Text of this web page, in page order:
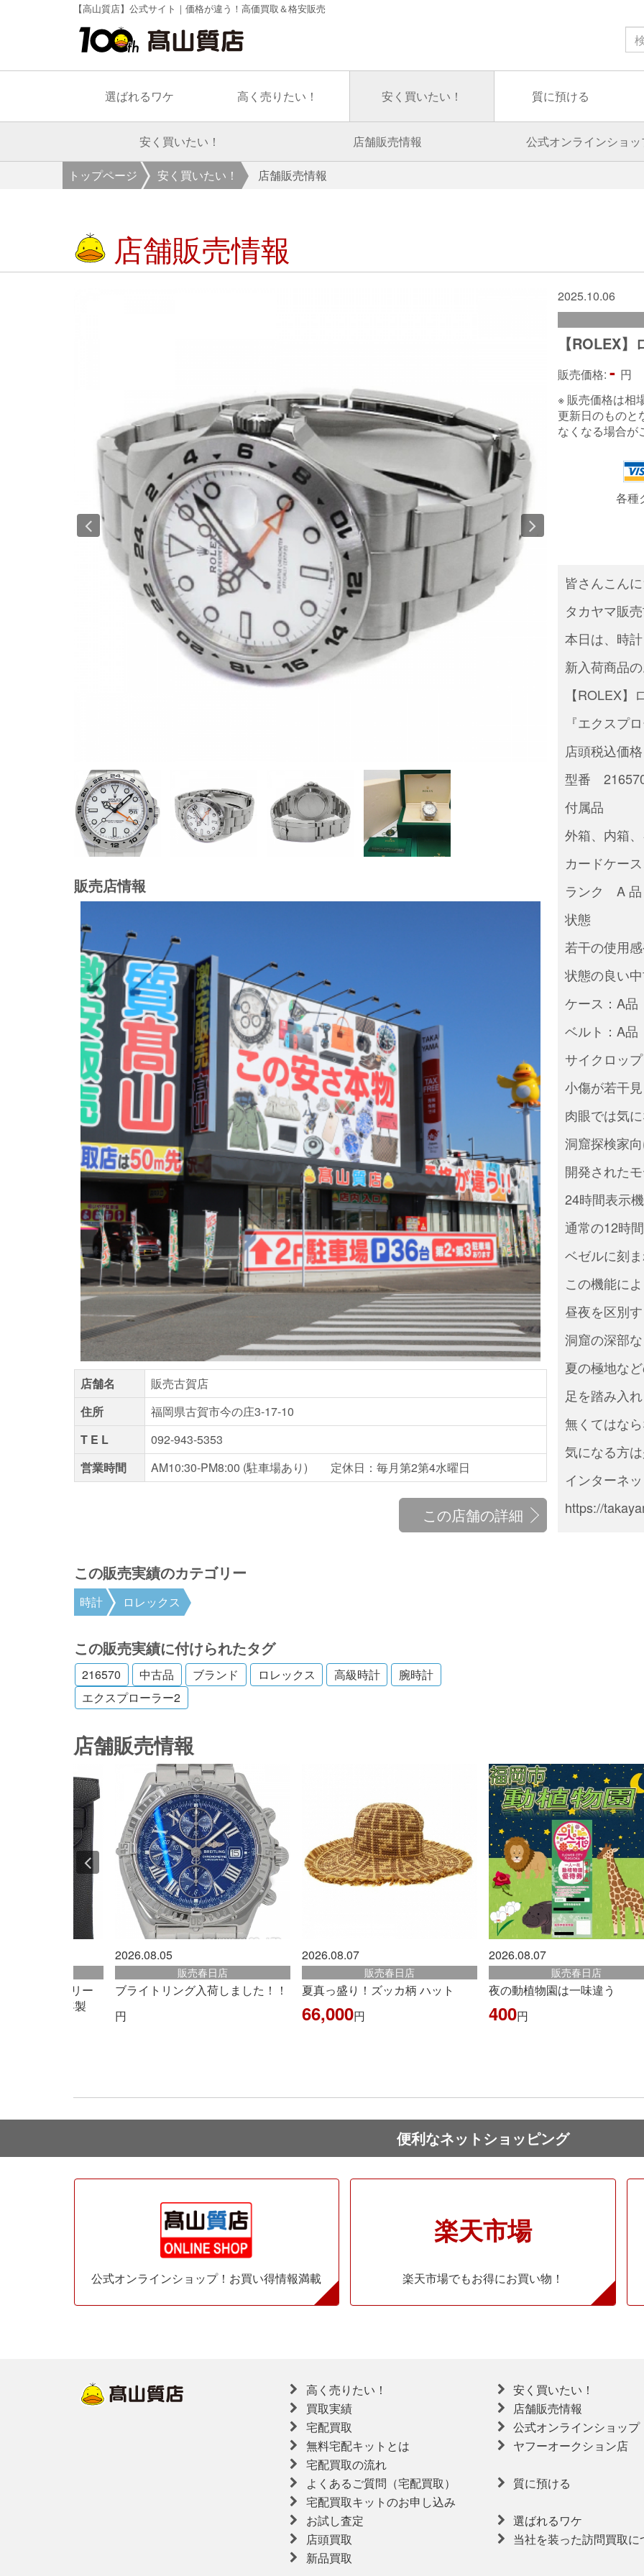
【高山質店】公式サイト｜価格が違う！高価買取＆格安販売
選ばれるワケ 高く売りたい！ 安く買いたい！ 質に預ける
安く買いたい！ 店舗販売情報 公式オンラインショッ
トップページ 安く買いたい！ 店舗販売情報
店舗販売情報
2025.10.06
【ROLEX
販売価格:- 円
※ 販売価格は相
更新日のものと
なくなる場合が
各種
皆さんこん
タカヤマ販
本日は、時
新入荷商品
【ROLEX】
『エクスプ
店頭税込価
型番
付属品
外箱、内箱
カードケー
ランク A 品
状態
若干の使用
状態の良い
ケース：A品
ベルト：A品
サイクロッ
小傷が若干
肉眼では気
洞窟探検家
開発された
24時間表示
通常の12時
ベゼルに刻
この機能に
昼夜を区別
洞窟の深部
夏の極地な
足を踏み入
無くてはな
気になる方
インターネ
https://
販売店情報
店舗名
販売古賀店
住所
福岡県古賀市今の庄3-17-10
T E L
092-943-5353
営業時間
AM10:30-PM8:00 (駐車場あり) 定休日：毎月第2第4水曜日
この店舗の詳細
この販売実績のカテゴリー
時計 ロレックス
この販売実績に付けられたタグ
216570 中古品 ブランド ロレックス 高級時計
腕時計
エクスプローラー2
店舗販売情報
ルメス『ケリー
刻印 2026年製
2026.08.05
販売春日店
ブライトリング入荷しました！！
円
2026.08.07
販売春日店
夏真っ盛り！ズッカ柄 ハット
66,000円
2026.08.07
販売春日店
夜の動植物園は一味違う
400円
便利なネットショッピング
公式オンラインショップ！お買い得情報満載
楽天市場
楽天市場でもお得にお買い物！
高く売りたい！
買取実績
宅配買取
無料宅配キットとは
宅配買取の流れ
よくあるご質問（宅配買取）
宅配買取キットのお申し込み
お試し査定
店頭買取
新品買取
安く買いたい！
店舗販売情報
公式オンラインショップ
ヤフーオークション店
質に預ける
選ばれるワケ
当社を装った訪問買取に